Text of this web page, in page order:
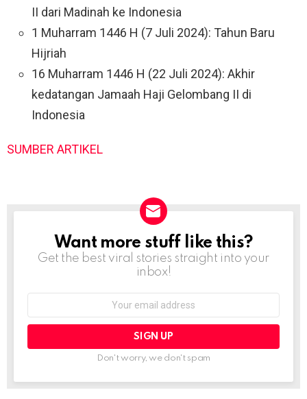
II dari Madinah ke Indonesia
1 Muharram 1446 H (7 Juli 2024): Tahun Baru
Hijriah
16 Muharram 1446 H (22 Juli 2024): Akhir
kedatangan Jamaah Haji Gelombang II di
Indonesia
SUMBER ARTIKEL
NEWSLETTER
Want more stuff like this?
Get the best viral stories straight into your
inbox!
Don't worry, we don't spam